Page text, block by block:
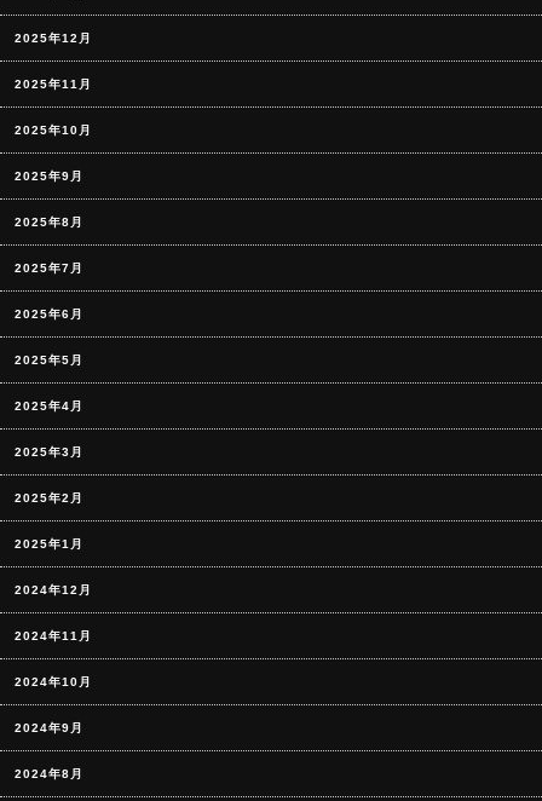
2025年12月
2025年11月
2025年10月
2025年9月
2025年8月
2025年7月
2025年6月
2025年5月
2025年4月
2025年3月
2025年2月
2025年1月
2024年12月
2024年11月
2024年10月
2024年9月
2024年8月